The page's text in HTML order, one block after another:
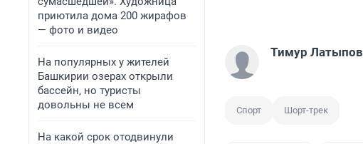
приютила дома 200 жирафов
— фото и видео
На популярных у жителей
Башкирии озерах открыли
бассейн, но туристы
довольны не всем
На какой срок отодвинули
Тимур Латыпов
Спорт Шорт-трек